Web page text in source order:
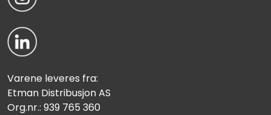
Varene leveres fra:
Etman Distribusjon AS
Org.nr.: 939 765 360